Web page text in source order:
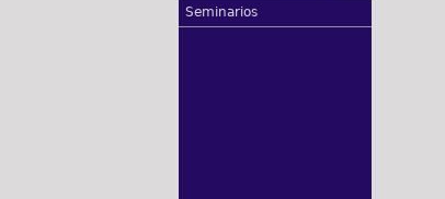
Seminarios